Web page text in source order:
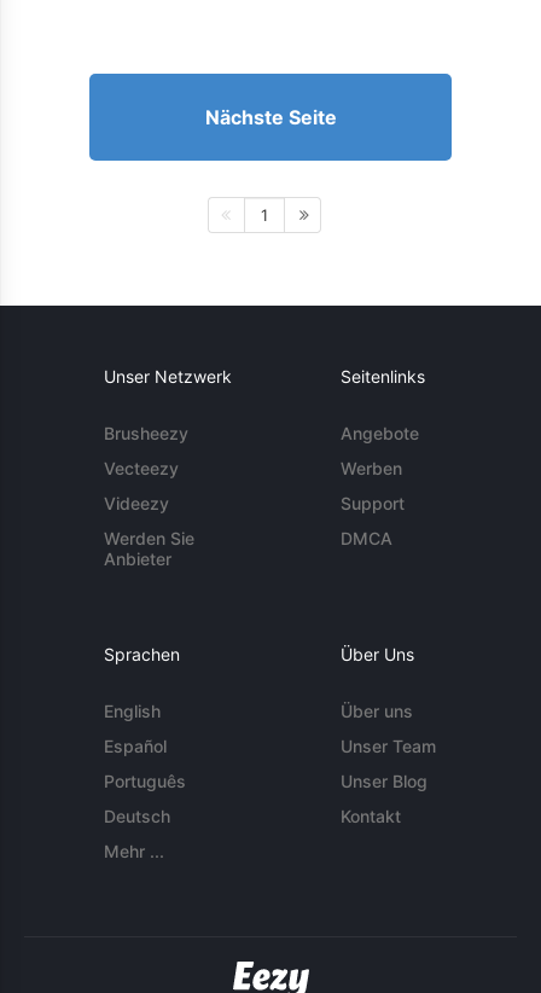
Nächste Seite
1
Unser Netzwerk
Brusheezy
Vecteezy
Videezy
Werden Sie
Anbieter
Seitenlinks
Angebote
Werben
Support
DMCA
Sprachen
English
Español
Português
Deutsch
Mehr ...
Über Uns
Über uns
Unser Team
Unser Blog
Kontakt